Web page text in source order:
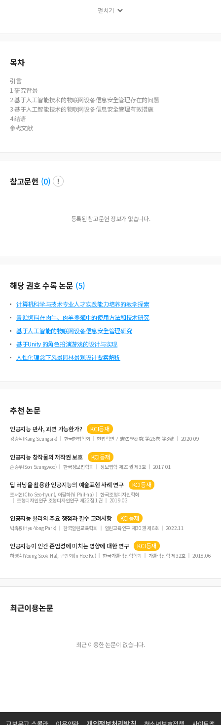
分利用这一先进技术，加强信息安全管理的研究与实践，为信息化时代的稳定
善信息安全管理策略，以应对日益复杂多变的信息安全挑战。
펼치기
목차
引言
1 研究背景
2 基于人工智能技术的物联网设备信息安全管理存在的问题
3 基于人工智能技术的物联网设备信息安全管理有效措施
4 结语
参考文献
참고문헌 (0)
등록된 참고문헌 정보가 없습니다.
해당 권호 수록 논문 (5)
计算机科学与技术专业人才实践能力培养的教学探索
青贮饲料在肉牛、肉羊养殖中的使用方法和技术研究
基于人工智能的物联网设备信息安全管理研究
基于Unity 的角色扮演游戏的设计与实现
人性化理念下风景园林景观设计要素解析
추천 논문
인공지능판사, 과연 가능한가? KCI등재
강승식(Kang Seungsik) 한국헌법학회 헌법학연구 憲法學硏究 第26卷 第3號 2020.09
인공지능창작물의 저작권 보호 KCI등재
손승우(Son Seungwoo) 한국정보법학회 정보법학 제20권 제3호 2017.01
딥 러닝을 활용한인공지능의 예술표현 사례 연구 KCI등재
조서현(Cho Seo-hyun), 이필하(Yi Phil-ha)
한국조형디자인학회
조형디자인연구 조형디자인연구 제22집 1권
2019.03
인공지능윤리의 주요 쟁점과 필수 고려사항 KCI등재
박휴용(Hyu-Yong Park) 한국열린교육학회 열린교육연구 제30권 제6호 2022.11
인공지능이 인간 존엄성에 미치는 영향에 대한 연구 KCI등재
하영숙(Young Sook Ha), 구인회(In Hoe Ku) 한국가톨릭신학학회 가톨릭신학 제32호 2018.06
최근이용논문
최근 이용한 논문이 없습니다.